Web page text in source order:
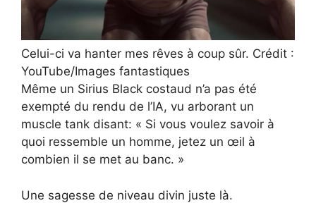
Celui-ci va hanter mes rêves à coup sûr. Crédit :
YouTube/Images fantastiques
Même un Sirius Black costaud n’a pas été
exempté du rendu de l’IA, vu arborant un
muscle tank disant: « Si vous voulez savoir à
quoi ressemble un homme, jetez un œil à
combien il se met au banc. »
Une sagesse de niveau divin juste là.